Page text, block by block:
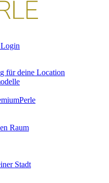
Login
für deine Location
Raum
Stadt